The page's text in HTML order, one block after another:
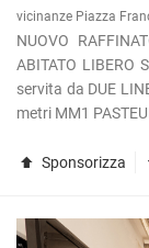
vicinanze Piazza
NUOVO
ABITATO LIBERO
servita da DUE
metri MM1
Sponsorizza